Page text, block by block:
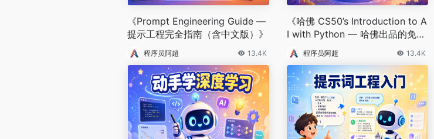
《Prompt Engineering Guide —
提示工程完全指南（含中文版）》
程序员阿超 13.4K
《哈佛 CS50’s Introduction to A
I with Python — 哈佛出品的免费
AI 入门课》
程序员阿超 13.4K